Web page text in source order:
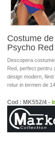
Costume
Psycho
Descopera
Red, perfect pentru
design modern,
retur in termen de
Cod : MK552/4 -